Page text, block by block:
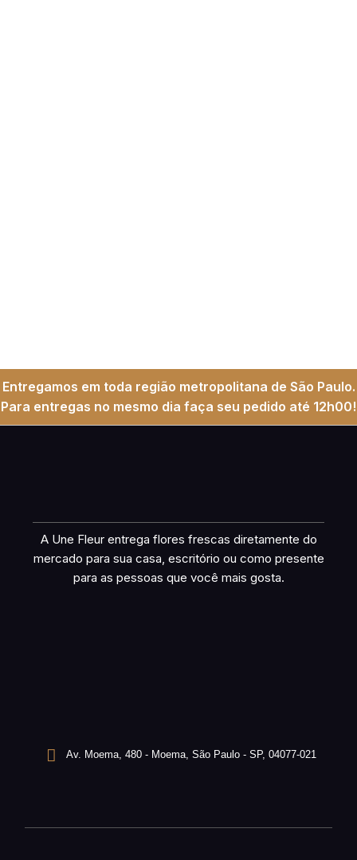
Entregamos em toda região metropolitana de São Paulo.
Para entregas no mesmo dia faça seu pedido até 12h00!
A Une Fleur entrega flores frescas diretamente do
mercado para sua casa, escritório ou como presente
para as pessoas que você mais gosta.
Av. Moema, 480 - Moema, São Paulo - SP, 04077-021